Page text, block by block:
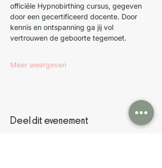
officiële Hypnobirthing cursus, gegeven
door een gecertificeerd docente. Door
kennis en ontspanning ga jij vol
vertrouwen de geboorte tegemoet.
Meer weergeven
Deel dit evenement